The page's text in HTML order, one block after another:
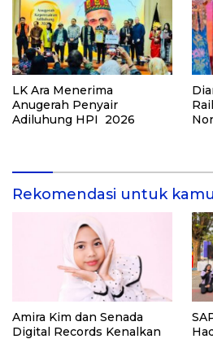
LK Ara Menerima
Anugerah Penyair
Adiluhung HPI 2026
Rekomendasi untuk kamu
Amira Kim dan Senada
Digital Records Kenalkan